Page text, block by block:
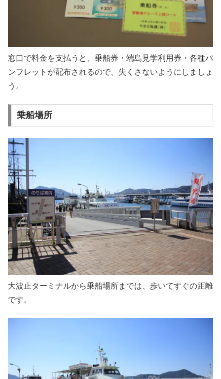
窓口で料金を支払うと、乗船券・端島見学利用券・各種パ
ンフレットが配布されるので、失くさないようにしましょ
う。
乗船場所
大波止ターミナルから乗船場所までは、歩いてすぐの距離
です。